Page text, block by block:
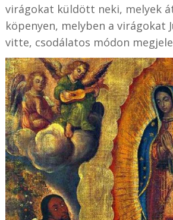
virágokat küldött neki, melyek
köpenyen, melyben a virágokat
vitte, csodálatos módon